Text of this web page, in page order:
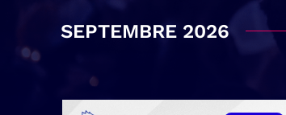
SEPTEMBRE 2026